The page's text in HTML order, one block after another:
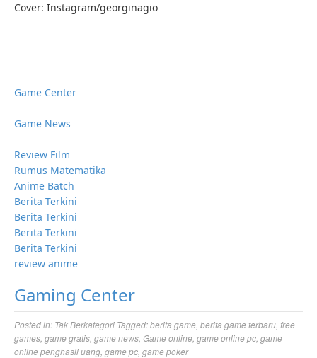
Cover: Instagram/georginagio
Game Center
Game News
Review Film
Rumus Matematika
Anime Batch
Berita Terkini
Berita Terkini
Berita Terkini
Berita Terkini
review anime
Gaming Center
Posted in: Tak Berkategori Tagged:berita game berita game terbaru free
games game gratis game news Game online game online pc game
online penghasil uang game pc game poker